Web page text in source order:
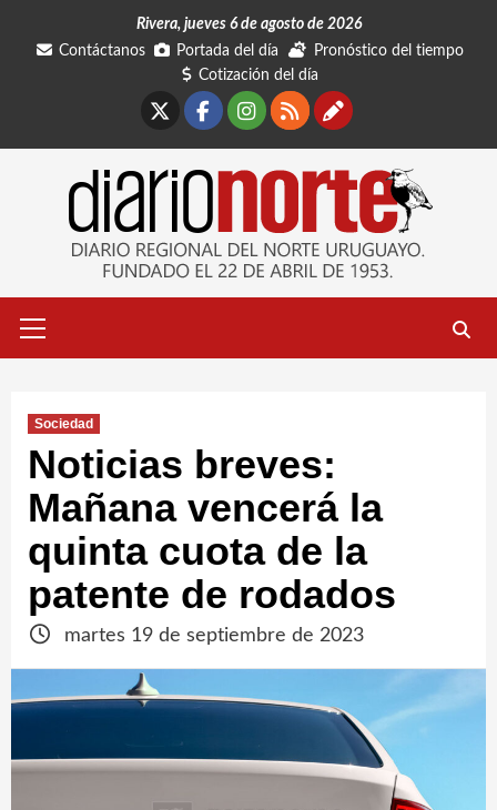
Rivera, jueves 6 de agosto de 2026
Contáctanos
Portada del día
Pronóstico del tiempo
Cotización del día
Facebook
Instagram
RSSContáctanos
primario
Sociedad
Noticias breves:
Mañana vencerá la
quinta cuota de la
patente de rodados
martes 19 de septiembre de 2023